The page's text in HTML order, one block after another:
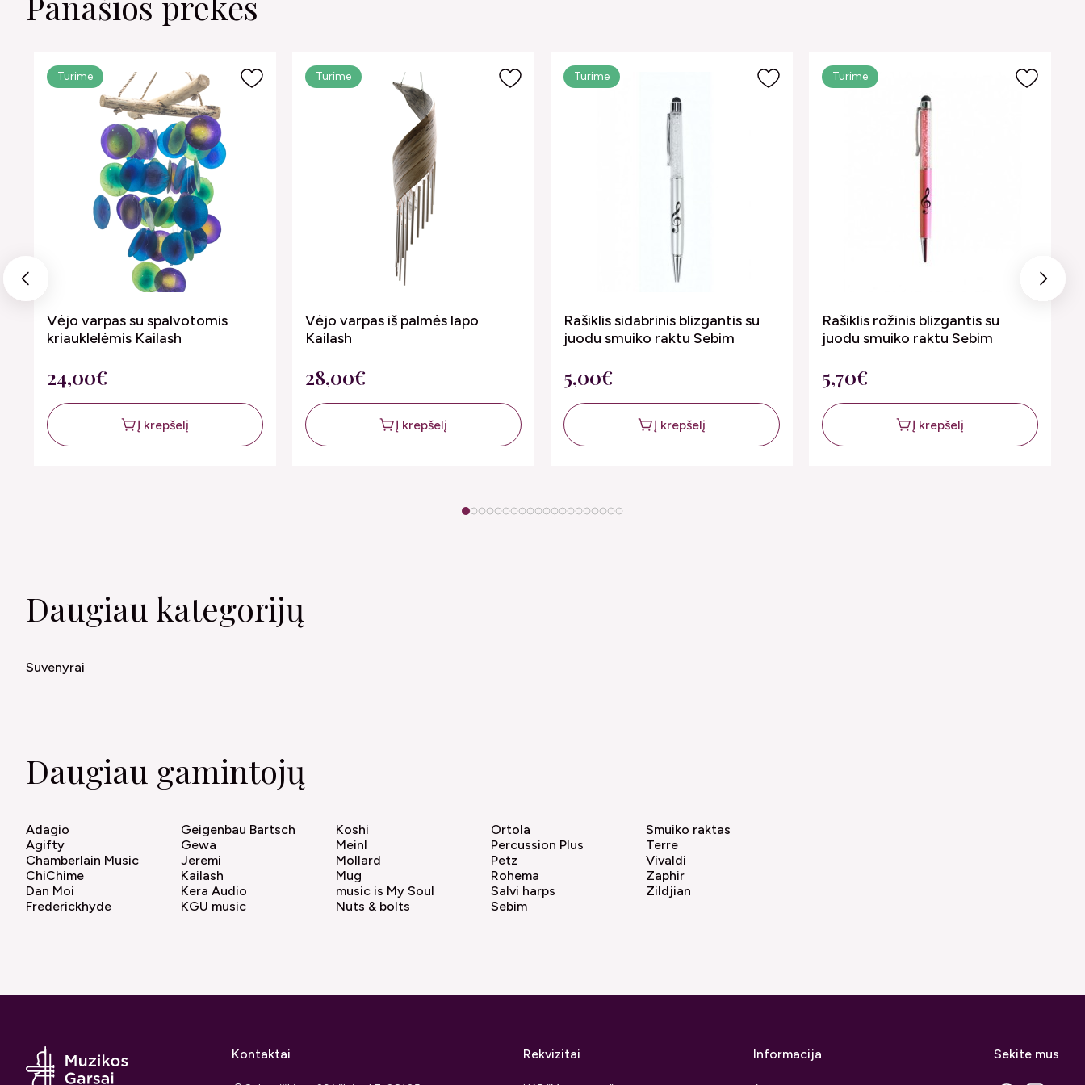
Previous
Turime
Vėjo varpas su spalvotomis
kriauklelėmis Kailash
24,00€
Į krepšelį
Turime
Vėjo varpas iš palmės lapo
Kailash
28,00€
Į krepšelį
Turime
Rašiklis sidabrinis blizgantis su
juodu smuiko raktu Sebim
5,00€
Į krepšelį
Turime
Rašiklis rožinis blizgantis su
juodu smuiko raktu Sebim
5,70€
Į krepšelį
Next
1 2 3 4 5 6 7 8 91011121314151617181920
Daugiau kategorijų
Suvenyrai
Daugiau gamintojų
Adagio
Agifty
Chamberlain Music
ChiChime
Dan Moi
Frederickhyde
Geigenbau Bartsch
Gewa
Jeremi
Kailash
Kera Audio
KGU music
Koshi
Meinl
Mollard
Mug
music is My Soul
Nuts & bolts
Ortola
Percussion Plus
Petz
Rohema
Salvi harps
Sebim
Smuiko raktas
Terre
Vivaldi
Zaphir
Zildjian
Kontaktai Rekvizitai Informacija Sekite mus